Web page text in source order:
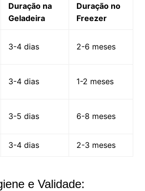
Duração na
Geladeira
Duração no
Freezer
3-4 dias 2-6 meses
3-4 dias 1-2 meses
3-5 dias 6-8 meses
3-4 dias 2-3 meses
e Validade: